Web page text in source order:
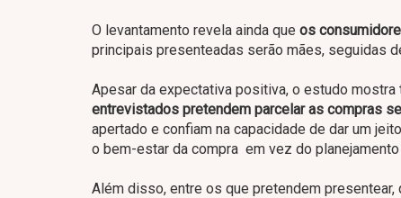
O levantamento revela ainda que os
principais presenteadas serão mães, seguidas
Apesar da expectativa positiva, o estudo
entrevistados pretendem parcelar as compras
apertado e confiam na capacidade de dar um
o bem-estar da compra em vez do planejamento
Além disso, entre os que pretendem